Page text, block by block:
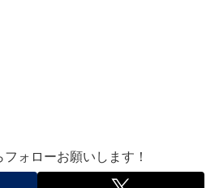
ォローお願いします！